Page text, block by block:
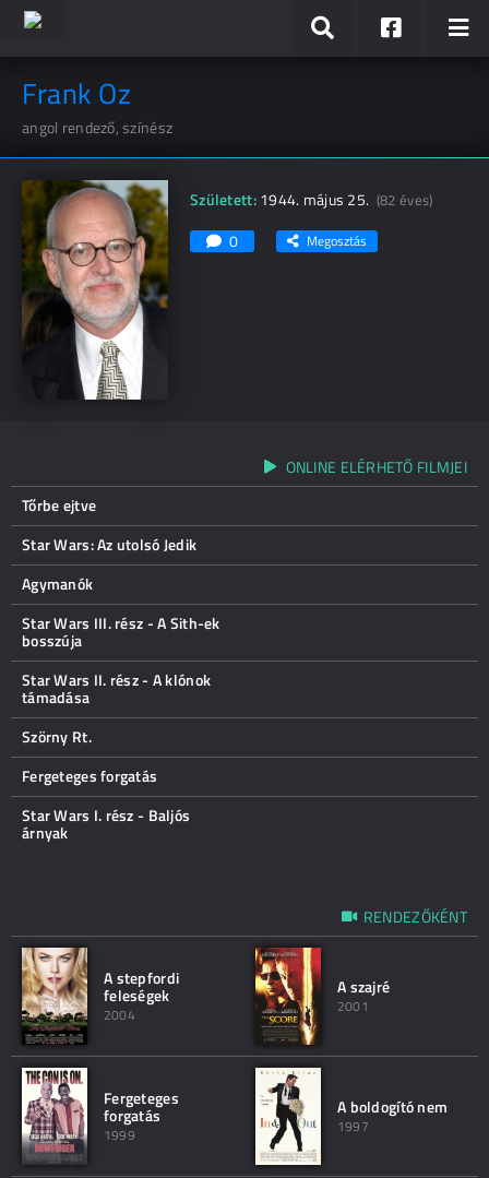
Frank Oz
angol rendező, színész
Született:1944. május 25. (82 éves)
0 Megosztás
ONLINE ELÉRHETŐ FILMJEI
Tőrbe ejtve
Star Wars: Az utolsó Jedik
Agymanók
Star Wars III. rész - A Sith-ek
bosszúja
Star Wars II. rész - A klónok
támadása
Szörny Rt.
Fergeteges forgatás
Star Wars I. rész - Baljós
árnyak
RENDEZŐKÉNT
A stepfordi
feleségek
2004
A szajré
2001
Fergeteges
forgatás
1999
A boldogító nem
1997